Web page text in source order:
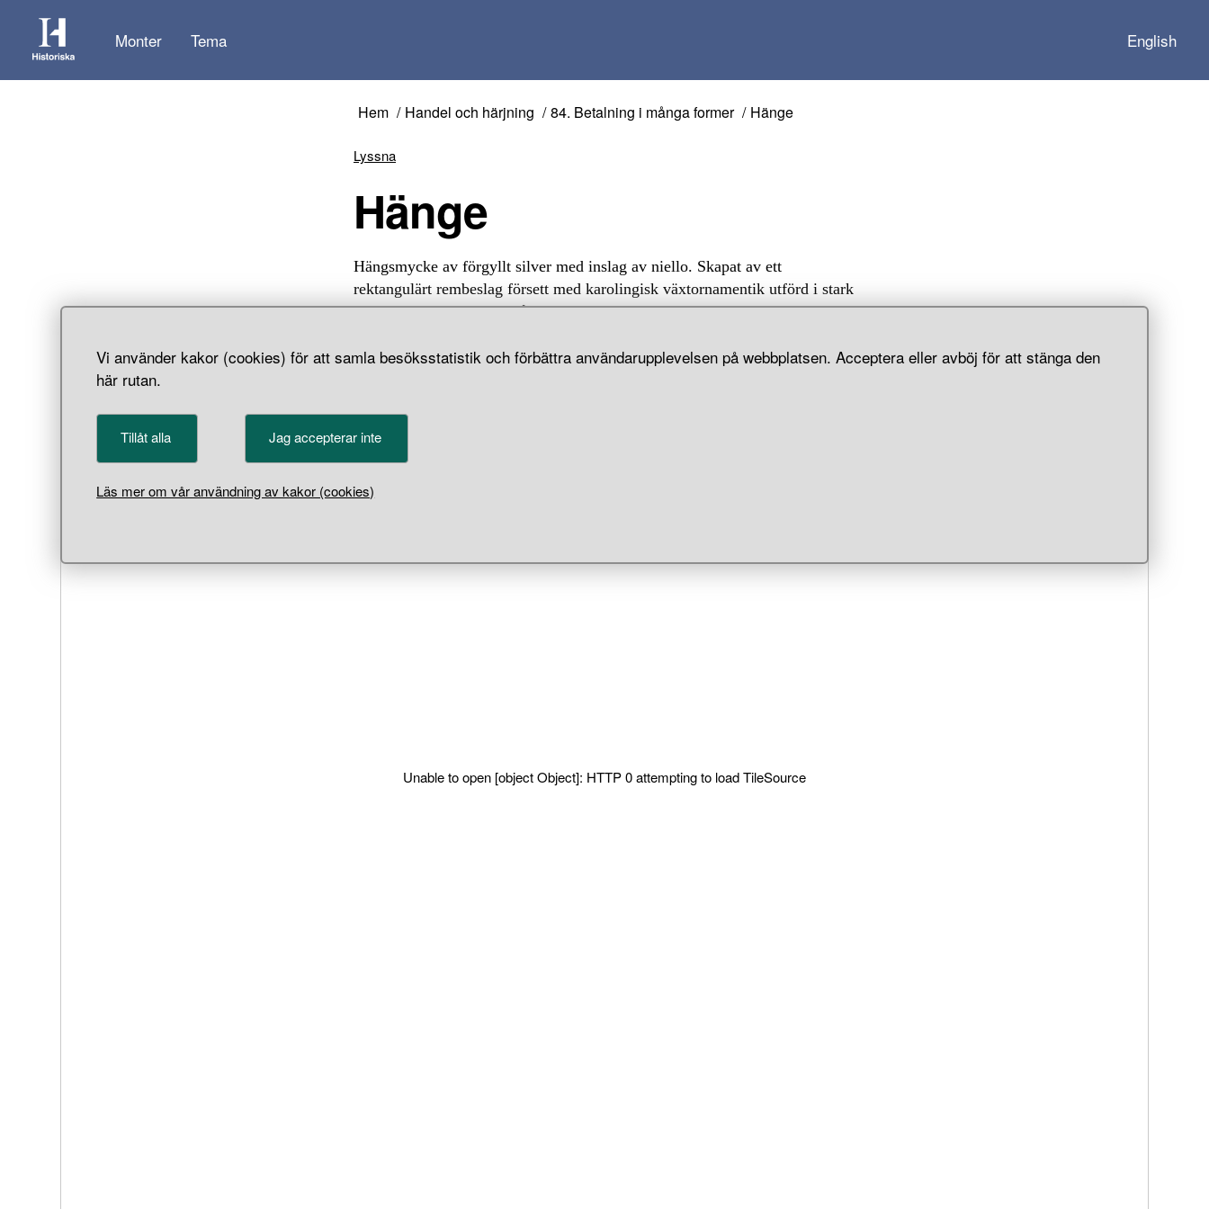
Vi använder kakor (cookies) för att samla besöksstatistik och förbättra användarupplevelsen på webbplatsen. Acceptera eller avböj för att stänga den
här rutan.
Tillåt alla Jag accepterar inte
Läs mer om vår användning av kakor (cookies)
Monter Tema English
Hem Handel och härjning 84. Betalning i många former Hänge
Lyssna
Hänge
Hängsmycke av förgyllt silver med inslag av niello. Skapat av ett
rektangulärt rembeslag försett med karolingisk växtornamentik utförd i stark
relief. Del av skattfynd från Stora Ryk, Färgelanda socken, Dalsland.
Unable to open [object Object]: HTTP 0 attempting to load TileSource